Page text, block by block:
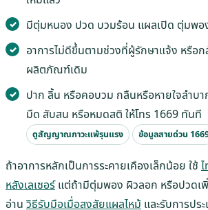
มีตุ่มหนอง ปวด บวมร้อน แผลเปิด ตุ่มพอ
อาการไม่ดีขึ้นตามช่วงที่ผู้รักษาแจ้ง หรือ
ผลิตภัณฑ์เดิม
ปาก ลิ้น หรือคอบวม กลืนหรือหายใจลำบ
มืด สับสน หรือหมดสติ ให้โทร 1669 ทันที
ดูสัญญาณภาวะแพ้รุนแรง ข้อมูลสายด่วน
ถ้าอาการหลักเป็นการระคายเคืองเล็กน้อย ใช้
หลังเลเซอร์แต่ถ้ามีตุ่มพอง ผิวลอก หรือปวดเพิ่
อ่านวิธีรับมือเมื่อสงสัยแผลไหม้ และรับการประ